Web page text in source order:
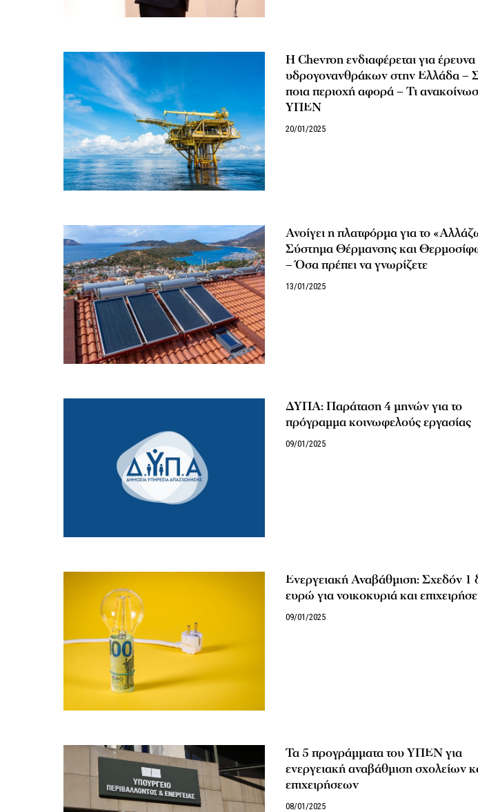
Η Chevron ενδιαφέρεται για έρευνα
υδρογονανθράκων στην Ελλάδα –
ποια περιοχή αφορά – Τι
ΥΠΕΝ
20/01/2025
Ανοίγει η πλατφόρμα για το
Σύστημα Θέρμανσης και
– Όσα πρέπει να γνωρίζετε
13/01/2025
ΔΥΠΑ: Παράταση 4 μηνών για το
πρόγραμμα κοινωφελούς εργασίας
09/01/2025
Ενεργειακή Αναβάθμιση: Σχεδόν 1
ευρώ για νοικοκυριά και
09/01/2025
Τα 5 προγράμματα του ΥΠΕΝ για
ενεργειακή αναβάθμιση σχολείων
επιχειρήσεων
08/01/2025